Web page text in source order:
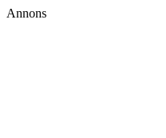
Annons